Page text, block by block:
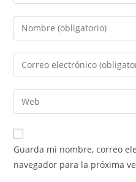
Guarda mi nombre, correo
navegador para la próxima